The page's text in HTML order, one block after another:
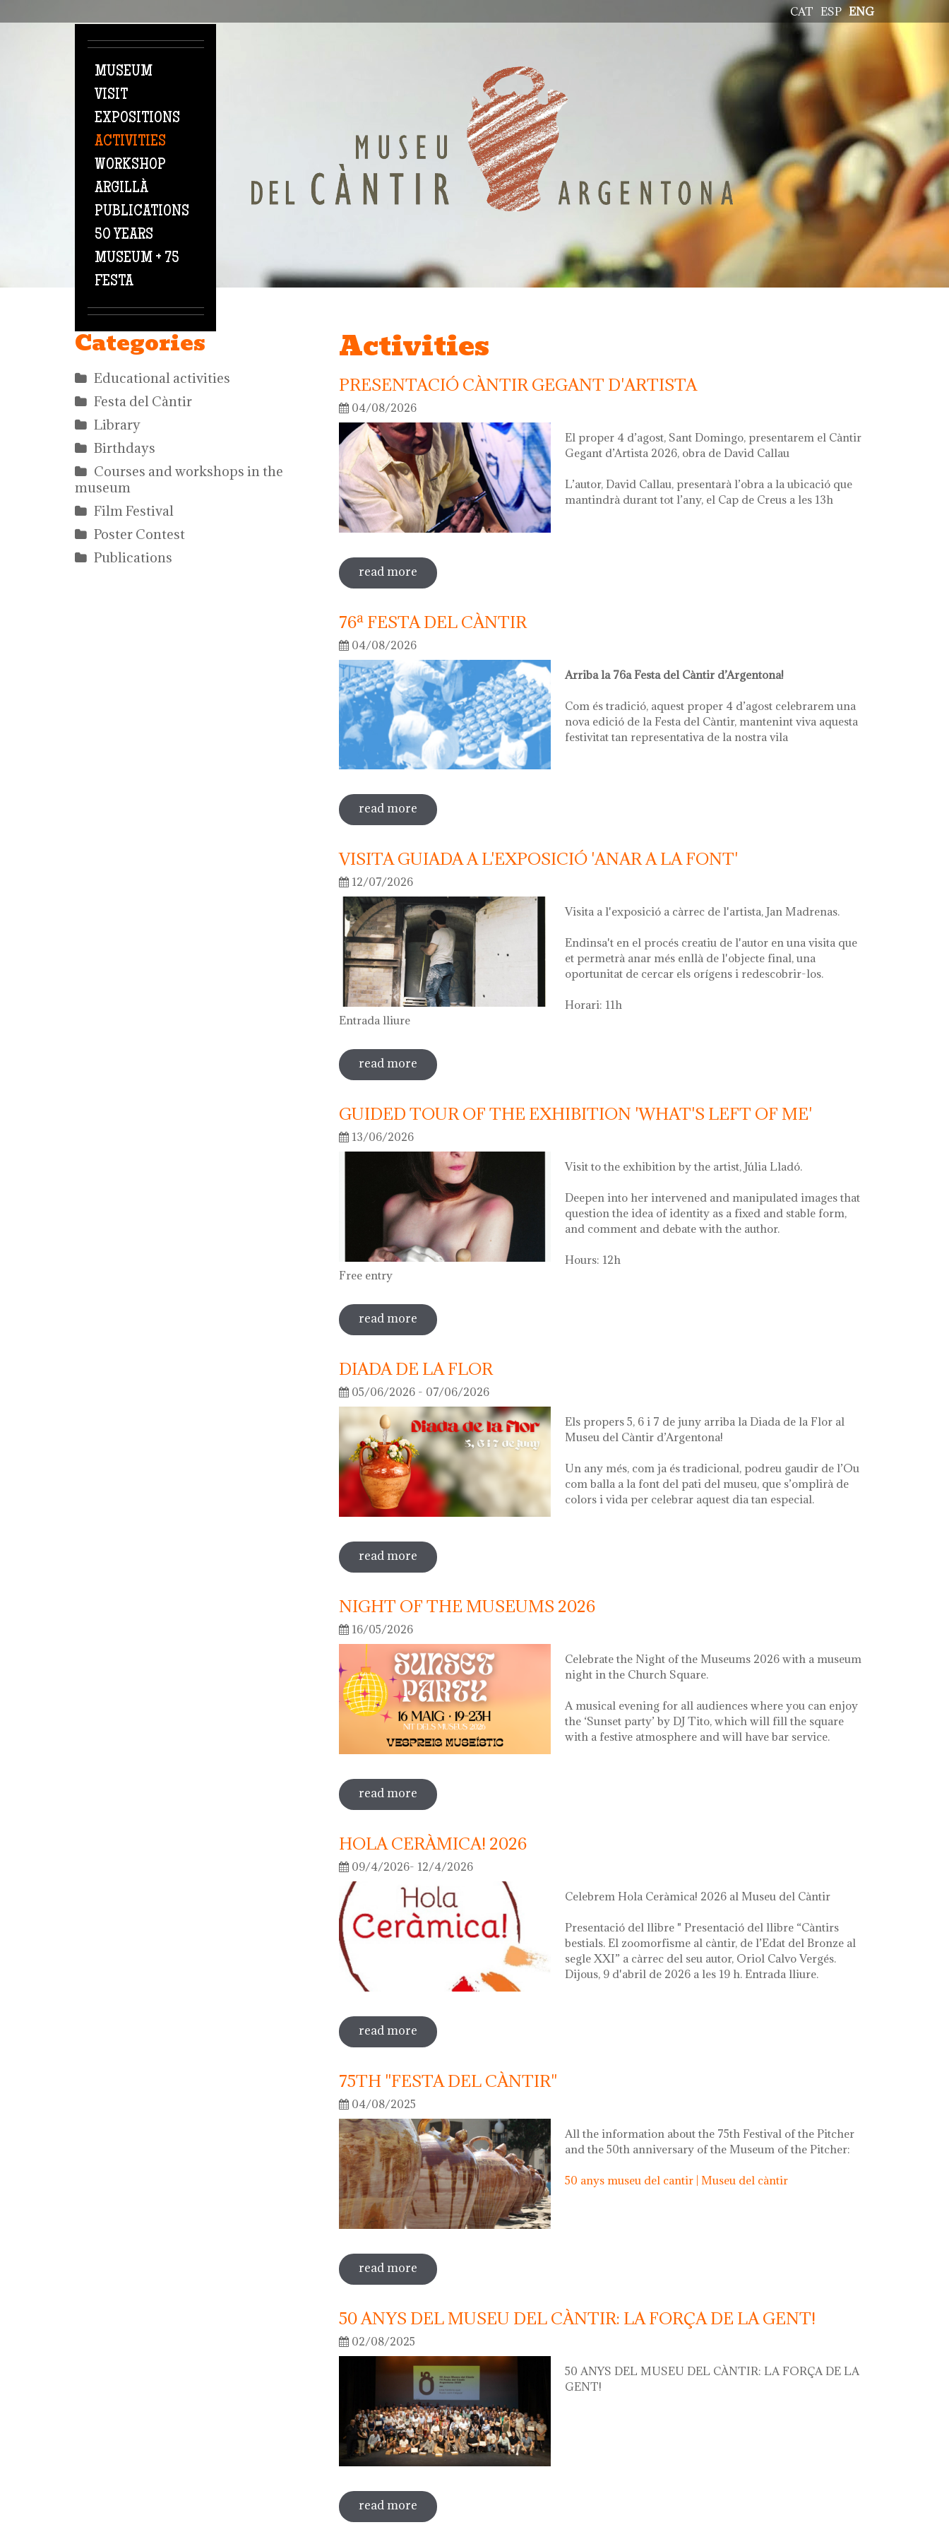
ENG
ESP
CAT
MUSEUM
VISIT
EXPOSITIONS
ACTIVITIES
WORKSHOP
ARGILLÀ
PUBLICATIONS
50 YEARS
MUSEUM + 75
FESTA
Categories
Educational activities
Festa del Càntir
Library
Birthdays
Courses and workshops in the
museum
Film Festival
Poster Contest
Publications
Activities
PRESENTACIÓ CÀNTIR GEGANT D'ARTISTA
04/08/2026
El proper 4 d’agost, Sant Domingo, presentarem el Càntir
Gegant d’Artista 2026, obra de David Callau
L’autor, David Callau, presentarà l’obra a la ubicació que
mantindrà durant tot l’any, el Cap de Creus a les 13h
read more sobre presentació càntir gegant d'artista
76ª FESTA DEL CÀNTIR
04/08/2026
Arriba la 76a Festa del Càntir d’Argentona!
Com és tradició, aquest proper 4 d’agost celebrarem una
nova edició de la Festa del Càntir, mantenint viva aquesta
festivitat tan representativa de la nostra vila
read more sobre 76ª festa del càntir
VISITA GUIADA A L'EXPOSICIÓ 'ANAR A LA FONT'
12/07/2026
Visita a l'exposició a càrrec de l'artista, Jan Madrenas.
Endinsa't en el procés creatiu de l'autor en una visita que
et permetrà anar més enllà de l'objecte final, una
oportunitat de cercar els orígens i redescobrir-los.
Horari: 11h
Entrada lliure
read more sobre visita guiada a l'exposició 'anar a la font'
GUIDED TOUR OF THE EXHIBITION 'WHAT'S LEFT OF ME'
13/06/2026
Visit to the exhibition by the artist, Júlia Lladó.
Deepen into her intervened and manipulated images that
question the idea of identity as a fixed and stable form,
and comment and debate with the author.
Hours: 12h
Free entry
read more sobre guided tour of the exhibition 'what's left of me'
DIADA DE LA FLOR
05/06/2026 - 07/06/2026
Els propers 5, 6 i 7 de juny arriba la Diada de la Flor al
Museu del Càntir d’Argentona!
Un any més, com ja és tradicional, podreu gaudir de l’Ou
com balla a la font del pati del museu, que s’omplirà de
colors i vida per celebrar aquest dia tan especial.
read more sobre diada de la flor
NIGHT OF THE MUSEUMS 2026
16/05/2026
Celebrate the Night of the Museums 2026 with a museum
night in the Church Square.
A musical evening for all audiences where you can enjoy
the ‘Sunset party’ by DJ Tito, which will fill the square
with a festive atmosphere and will have bar service.
read more sobre night of the museums 2026
HOLA CERÀMICA! 2026
09/4/2026- 12/4/2026
Celebrem Hola Ceràmica! 2026 al Museu del Càntir
Presentació del llibre " Presentació del llibre “Càntirs
bestials. El zoomorfisme al càntir, de l’Edat del Bronze al
segle XXI” a càrrec del seu autor, Oriol Calvo Vergés.
Dijous, 9 d'abril de 2026 a les 19 h. Entrada lliure.
read more sobre hola ceràmica! 2026
75TH "FESTA DEL CÀNTIR"
04/08/2025
All the information about the 75th Festival of the Pitcher
and the 50th anniversary of the Museum of the Pitcher:
50 anys museu del cantir | Museu del càntir
read more sobre 75th "festa del càntir"
50 ANYS DEL MUSEU DEL CÀNTIR: LA FORÇA DE LA GENT!
02/08/2025
50 ANYS DEL MUSEU DEL CÀNTIR: LA FORÇA DE LA
GENT!
read more sobre 50 anys del museu del càntir: la força de la gent!